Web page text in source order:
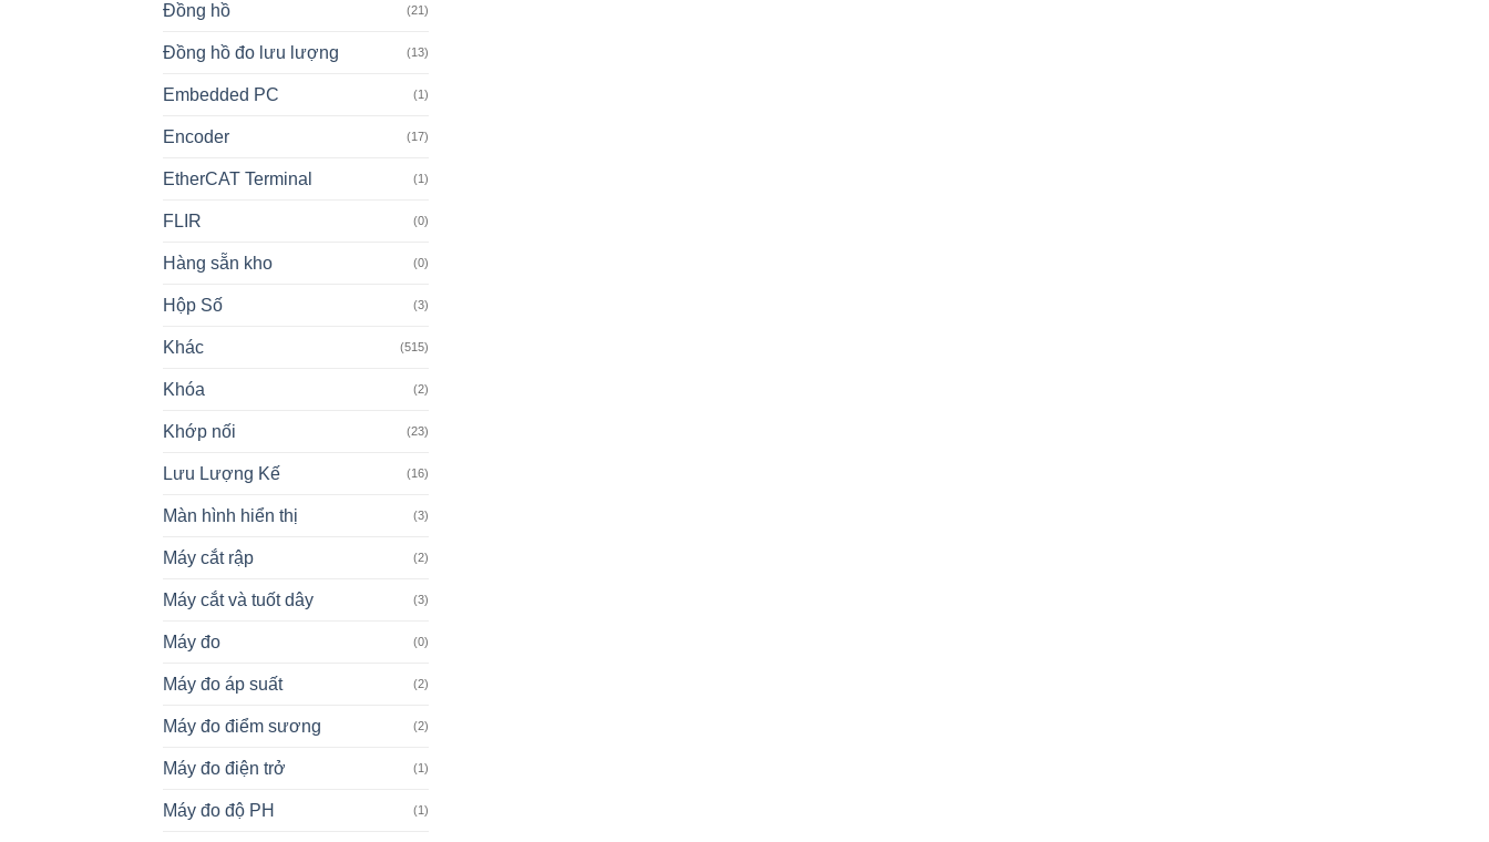
Đồng hồ (21)
Đồng hồ đo lưu lượng (13)
Embedded PC (1)
Encoder (17)
EtherCAT Terminal (1)
FLIR (0)
Hàng sẵn kho (0)
Hộp Số (3)
Khác (515)
Khóa (2)
Khớp nối (23)
Lưu Lượng Kế (16)
Màn hình hiển thị (3)
Máy cắt rập (2)
Máy cắt và tuốt dây (3)
Máy đo (0)
Máy đo áp suất (2)
Máy đo điểm sương (2)
Máy đo điện trở (1)
Máy đo độ PH (1)